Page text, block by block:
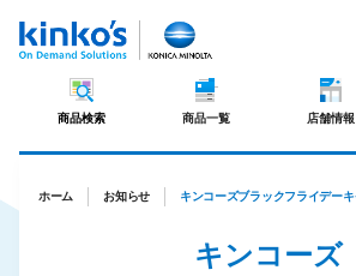
商品検索 商品一覧 店舗情報
ホーム お知らせ
キンコーズ